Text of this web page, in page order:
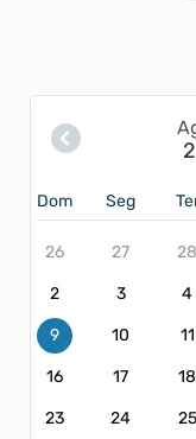
Dom Seg
26 27 28
2 3 4
9 10 11
16 17 18
23 24 25